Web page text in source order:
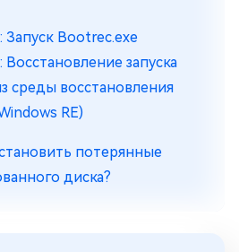
Запуск Bootrec.exe
Восстановление запуска
среды восстановления
RE)
потерянные
диска?